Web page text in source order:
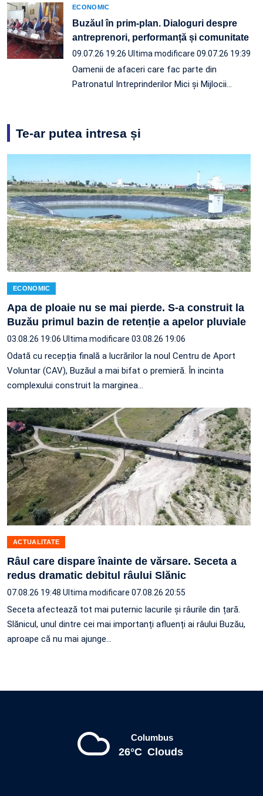
ECONOMIC
Buzăul în prim-plan. Dialoguri despre
antreprenori, performanță și comunitate
09.07.26 19:26 Ultima modificare 09.07.26 19:39
Oamenii de afaceri care fac parte din
Patronatul Intreprinderilor Mici și Mijlocii…
Te-ar putea intresa și
ECONOMIC
Apa de ploaie nu se mai pierde. S-a construit la
Buzău primul bazin de retenție a apelor pluviale
03.08.26 19:06 Ultima modificare 03.08.26 19:06
Odată cu recepția finală a lucrărilor la noul Centru de Aport
Voluntar (CAV), Buzăul a mai bifat o premieră. În incinta
complexului construit la marginea…
ACTUALITATE
Râul care dispare înainte de vărsare. Seceta a
redus dramatic debitul râului Slănic
07.08.26 19:48 Ultima modificare 07.08.26 20:55
Seceta afectează tot mai puternic lacurile și râurile din țară.
Slănicul, unul dintre cei mai importanți afluenți ai râului Buzău,
aproape că nu mai ajunge…
Columbus
26°C Clouds